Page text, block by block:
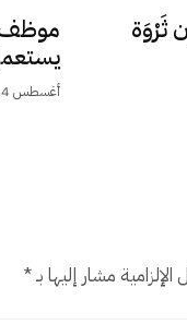
ثَرْوَة موظف
أغسطس 4, 2026
الإلزامية مشار إليها بـ*